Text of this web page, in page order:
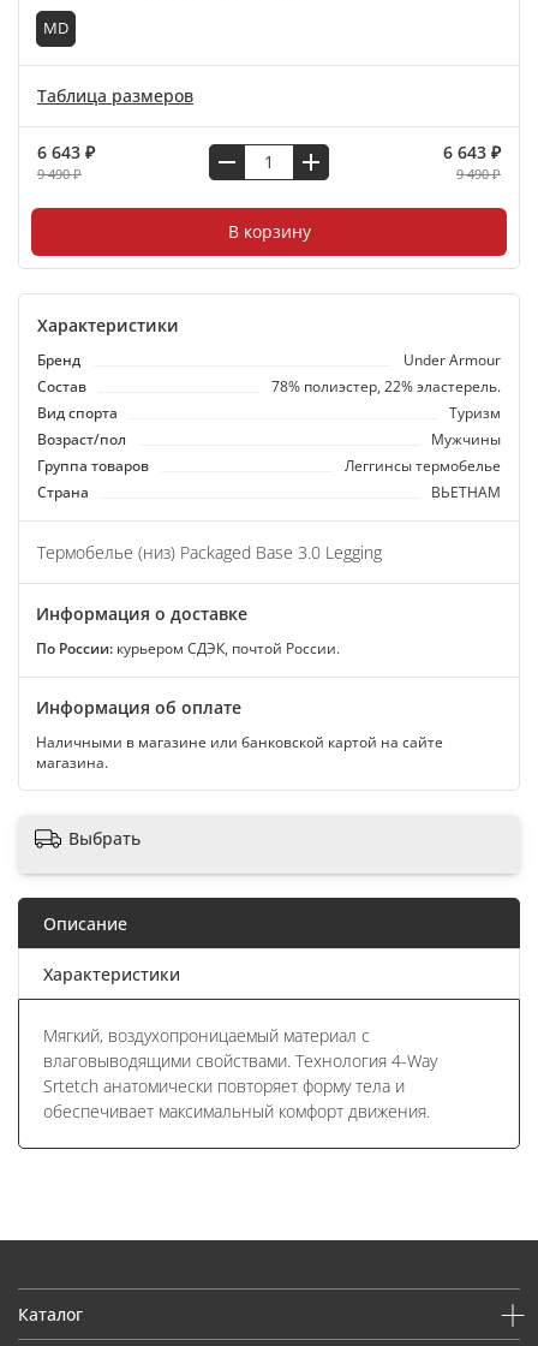
MD
Таблица размеров
6 643 ₽
9 490 ₽
6 643 ₽
9 490 ₽
В корзину
Характеристики
Бренд
Under Armour
Состав
78% полиэстер, 22% эластерель.
Вид спорта
Туризм
Возраст/пол
Мужчины
Группа товаров
Леггинсы термобелье
Страна
ВЬЕТНАМ
Термобелье (низ) Packaged Base 3.0 Legging
Информация о доставке
По России: курьером СДЭК, почтой России.
Информация об оплате
Наличными в магазине или банковской картой на сайте
магазина.
Выбрать
Описание
Характеристики
Мягкий, воздухопроницаемый материал с
влаговыводящими свойствами. Технология 4-Way
Srtetch анатомически повторяет форму тела и
обеспечивает максимальный комфорт движения.
Каталог